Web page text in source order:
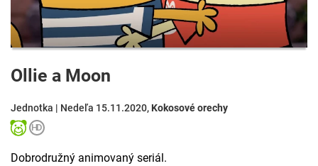
Ollie a Moon
Jednotka | Nedeľa 15.11.2020, Kokosové orechy
Dobrodružný animovaný seriál.